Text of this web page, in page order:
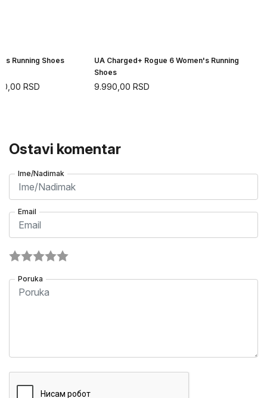
Running Shoes
RSD
UA Charged+ Rogue 6 Women's Running
Shoes
9.990,00 RSD
Ostavi komentar
Ime/Nadimak
Email
Poruka